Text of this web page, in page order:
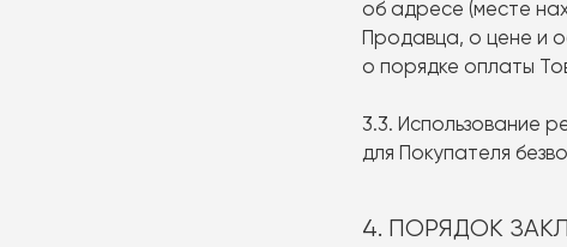
об адресе (месте
Продавца, о цене и
о порядке оплаты
3.3. Использование
для Покупателя
4. ПОРЯДОК